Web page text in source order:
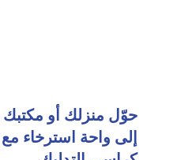
حوّل منزلك أو مكتبك
إلى واحة استرخاء مع